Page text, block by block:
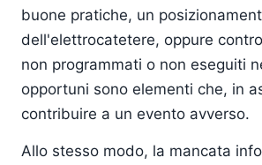
buone pratiche, un
dell'elettrocatetere, oppure
non programmati o non eseguiti
opportuni sono elementi che, in
contribuire a un evento avverso.
Allo stesso modo, la mancata